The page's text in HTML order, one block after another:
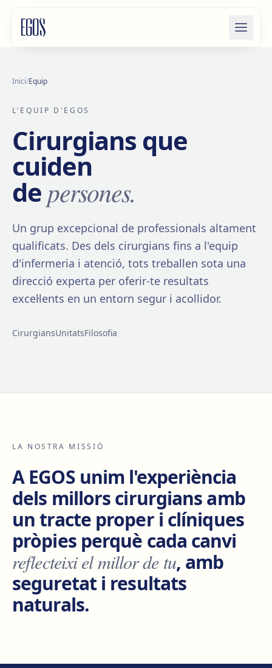
Inici/Equip
L'EQUIP D'EGOS
Cirurgians que
cuiden
depersones.
Un grup excepcional de professionals altament
qualificats. Des dels cirurgians fins a l'equip
d'infermeria i atenció, tots treballen sota una
direcció experta per oferir-te resultats
excel·lents en un entorn segur i acollidor.
CirurgiansUnitatsFilosofia
LA NOSTRA MISSIÓ
A EGOS unim l'experiència
dels millors cirurgians amb
un tracte proper i clíniques
pròpies perquè cada canvi
reflecteixi el millor de tu, amb
seguretat i resultats
naturals.